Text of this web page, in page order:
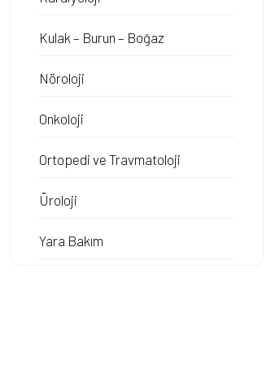
Kulak – Burun – Boğaz
Nöroloji
Onkoloji
Ortopedi ve Travmatoloji
Üroloji
Yara Bakım